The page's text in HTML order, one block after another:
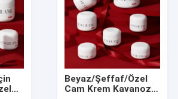
Beyaz/Şeffaf/Özel
Cam Krem Kavanozu